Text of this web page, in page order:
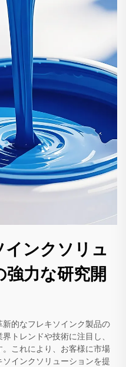
ンクソリュ
力な研究開
的なフレキソインク製品の
トレンドや技術に注目し、
これにより、お客様に市場
インクソリューションを提